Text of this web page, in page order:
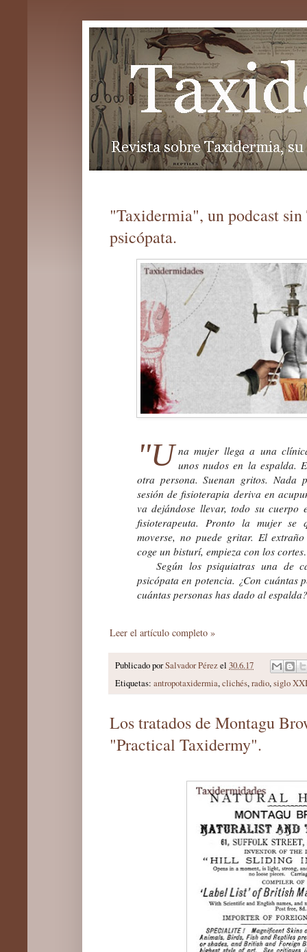
"Taxidermia", un podcast
psicópata.
"U na mujer llega a una
unos nudos en la espalda.
otra persona. Suenan gritos. Nada
sesión de fisioterapia deriva en
va dejándose llevar, todo su cuerpo
fisioterapeuta. Pronto la mujer se
moverse, no puede gritar. El
coge un bisturí, empieza con los
Según los psiquiatras una de
psicópata en potencia. ¿Con cuántas
cuántas personas has dado al
Leer el artículo completo »
Publicado porSalvador Pérezel 30.6.17
Etiquetas: antropotaxidermia,clichés,radio,siglo XXI
Los tratados de Montagu
"Practical Taxidermy".